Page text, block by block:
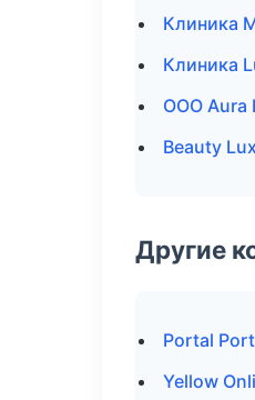
Клиника
Клиника
ООО Aura
Beauty
Другие
Portal
Yellow